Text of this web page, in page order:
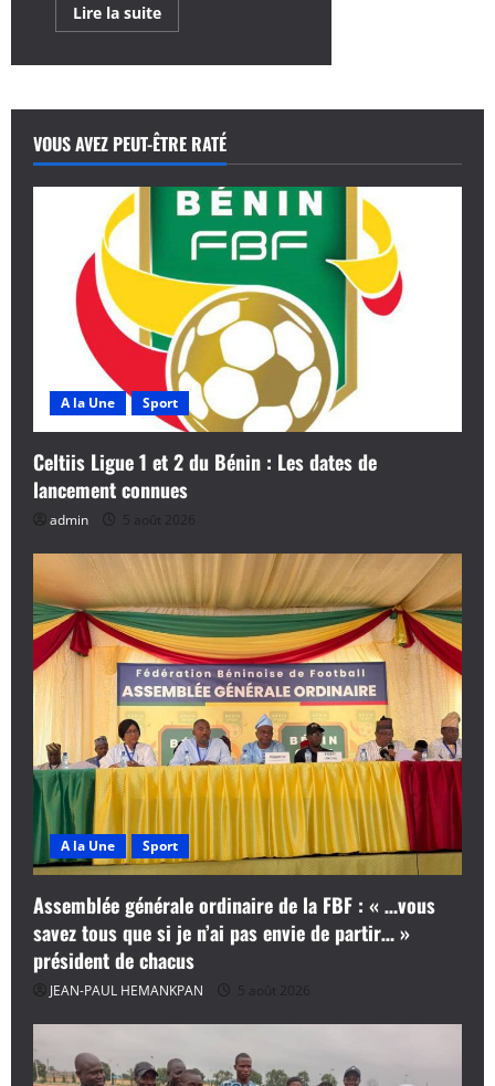
Lire la suiteEn
savoir
Bénin
:
Pari
réussi
pour
l’organisation,
président
Hazoumè
reconnaissant
envers
Gouvernement
VOUS AVEZ PEUT-ÊTRE RATÉ
A la Une Sport
Celtiis Ligue 1 et 2 du Bénin : Les dates de
lancement connues
admin 5 août 2026
A la Une Sport
Assemblée générale ordinaire de la FBF : « …vous
savez tous que si je n’ai pas envie de partir… »
président de chacus
JEAN-PAUL HEMANKPAN 5 août 2026